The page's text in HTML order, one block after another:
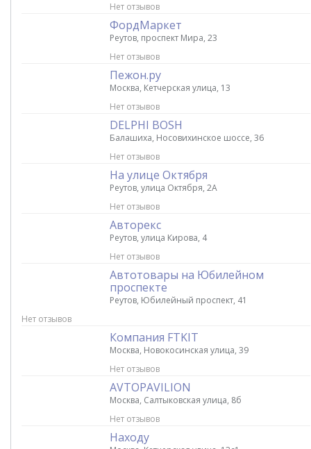
Нет отзывов
ФордМаркет
Реутов, проспект Мира, 23
Нет отзывов
Пежон.ру
Москва, Кетчерская улица, 13
Нет отзывов
DELPHI BOSH
Балашиха, Носовихинское шоссе, 36
Нет отзывов
На улице Октября
Реутов, улица Октября, 2А
Нет отзывов
Авторекс
Реутов, улица Кирова, 4
Нет отзывов
Автотовары на Юбилейном
проспекте
Реутов, Юбилейный проспект, 41
Нет отзывов
Компания FTKIT
Москва, Новокосинская улица, 39
Нет отзывов
AVTOPAVILION
Москва, Салтыковская улица, 8б
Нет отзывов
Находу